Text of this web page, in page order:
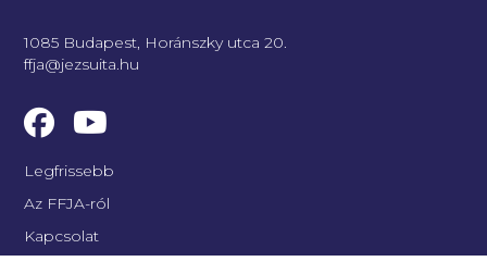
1085 Budapest, Horánszky utca 20.
ffja@jezsuita.hu
Legfrissebb
Az FFJA-ról
Kapcsolat